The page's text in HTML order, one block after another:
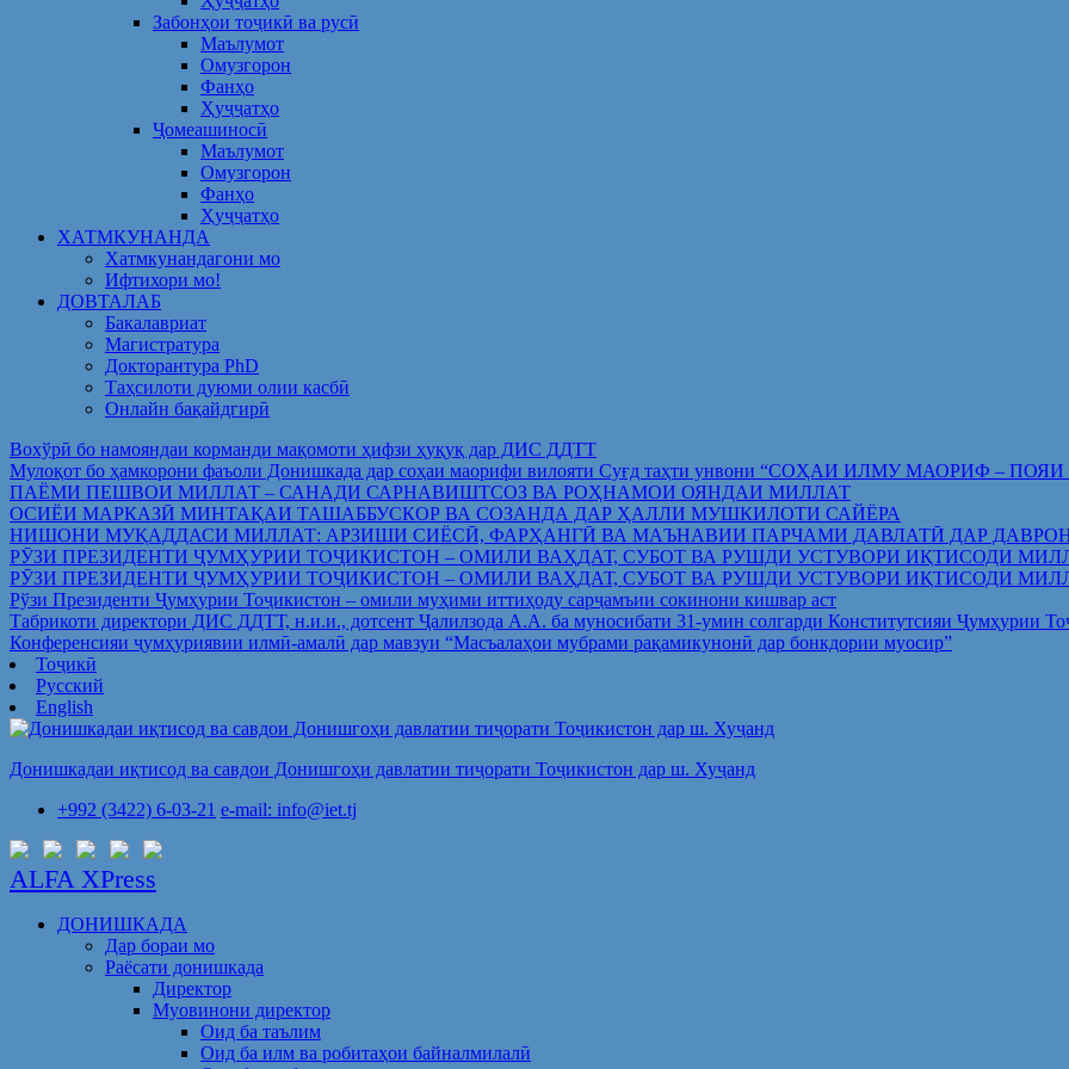
Забонҳои тоҷикӣ ва русӣ
Маълумот
Омузгорон
Фанҳо
Ҳуҷҷатҳо
Ҷомеашиносӣ
Маълумот
Омузгорон
Фанҳо
Ҳуҷҷатҳо
ХАТМКУНАНДА
Хатмкунандагони мо
Ифтихори мо!
ДОВТАЛАБ
Бакалавриат
Магистратура
Докторантура PhD
Таҳсилоти дуюми олии касбӣ
Онлайн бақайдгирӣ
Вохўрӣ бо намояндаи корманди мақомоти ҳифзи ҳуқуқ дар ДИС ДДТТ
Мулоқот бо ҳамкорони фаъоли Донишкада дар соҳаи маорифи вилояти Суғд таҳти унвони “СОҲАИ ИЛМУ МАОРИФ
ПАЁМИ ПЕШВОИ МИЛЛАТ – САНАДИ САРНАВИШТСОЗ ВА РОҲНАМОИ ОЯНДАИ МИЛЛАТ
ОСИЁИ МАРКАЗӢ МИНТАҚАИ ТАШАББУСКОР ВА СОЗАНДА ДАР ҲАЛЛИ МУШКИЛОТИ САЙЁРА
НИШОНИ МУҚАДДАСИ МИЛЛАТ: АРЗИШИ СИЁСӢ, ФАРҲАНГӢ ВА МАЪНАВИИ ПАРЧАМИ ДАВЛАТӢ ДАР
РӮЗИ ПРЕЗИДЕНТИ ҶУМҲУРИИ ТОҶИКИСТОН – ОМИЛИ ВАҲДАТ, СУБОТ ВА РУШДИ УСТУВОРИ ИҚТИСОДИ
РӮЗИ ПРЕЗИДЕНТИ ҶУМҲУРИИ ТОҶИКИСТОН – ОМИЛИ ВАҲДАТ, СУБОТ ВА РУШДИ УСТУВОРИ ИҚТИСОДИ
Рўзи Президенти Ҷумҳурии Тоҷикистон – омили муҳими иттиҳоду сарҷамъии сокинони кишвар аст
Табрикоти директори ДИС ДДТТ, н.и.и., дотсент Ҷалилзода А.А. ба муносибати 31-умин солгарди Конститутсияи Ҷумҳурии
Конференсияи ҷумҳуриявии илмӣ-амалӣ дар мавзуи “Масъалаҳои мубрами рақамикунонӣ дар бонкдории муосир”
Тоҷикӣ
Русский
English
Донишкадаи иқтисод ва савдои Донишгоҳи давлатии тиҷорати Тоҷикистон дар ш. Хуҷанд
+992 (3422) 6-03-21 e-mail: info@iet.tj
ALFA XPress
ДОНИШКАДА
Дар бораи мо
Раёсати донишкада
Директор
Муовинони директор
Оид ба таълим
Оид ба илм ва робитаҳои байналмилалӣ